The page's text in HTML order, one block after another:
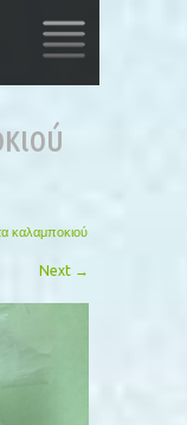
καλαμποκιού
Next →